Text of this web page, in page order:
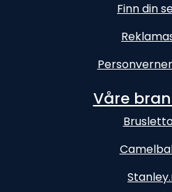
Finn din
Våre